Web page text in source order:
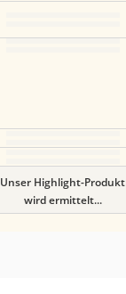
Unser Highlight-Produkt
wird ermittelt...